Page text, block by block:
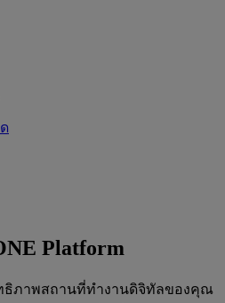
Platform
ธิภาพสถานที่ทำงานดิจิทัลของคุณ